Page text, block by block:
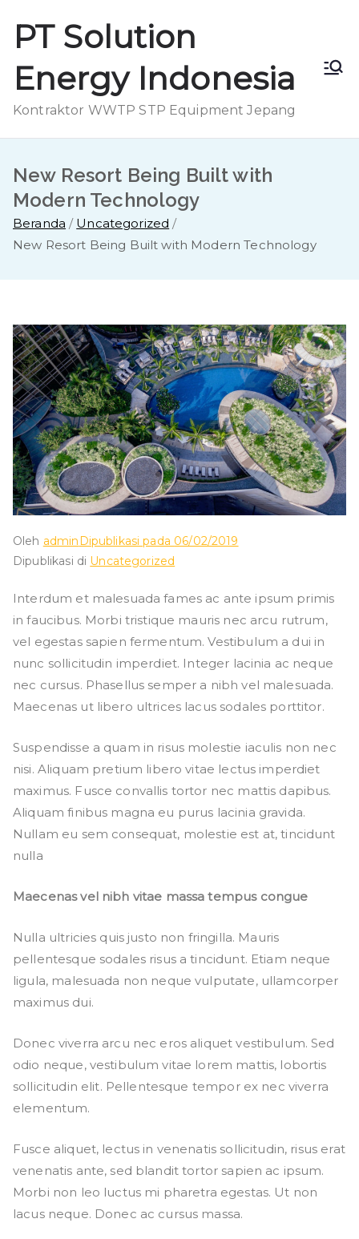
konten
PT Solution
Energy Indonesia
Kontraktor WWTP STP Equipment Jepang
New Resort Being Built with
Modern Technology
Beranda
Uncategorized
New Resort Being Built with Modern Technology
Oleh admin Dipublikasi pada 06/02/2019
Dipublikasi di Uncategorized
Interdum et malesuada fames ac ante ipsum primis
in faucibus. Morbi tristique mauris nec arcu rutrum,
vel egestas sapien fermentum. Vestibulum a dui in
nunc sollicitudin imperdiet. Integer lacinia ac neque
nec cursus. Phasellus semper a nibh vel malesuada.
Maecenas ut libero ultrices lacus sodales porttitor.
Suspendisse a quam in risus molestie iaculis non nec
nisi. Aliquam pretium libero vitae lectus imperdiet
maximus. Fusce convallis tortor nec mattis dapibus.
Aliquam finibus magna eu purus lacinia gravida.
Nullam eu sem consequat, molestie est at, tincidunt
nulla
Maecenas vel nibh vitae massa tempus congue
Nulla ultricies quis justo non fringilla. Mauris
pellentesque sodales risus a tincidunt. Etiam neque
ligula, malesuada non neque vulputate, ullamcorper
maximus dui.
Donec viverra arcu nec eros aliquet vestibulum. Sed
odio neque, vestibulum vitae lorem mattis, lobortis
sollicitudin elit. Pellentesque tempor ex nec viverra
elementum.
Fusce aliquet, lectus in venenatis sollicitudin, risus erat
venenatis ante, sed blandit tortor sapien ac ipsum.
Morbi non leo luctus mi pharetra egestas. Ut non
lacus neque. Donec ac cursus massa.